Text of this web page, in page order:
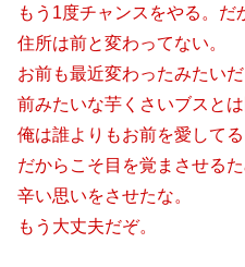
もう1度チャンスをやる。だ
住所は前と変わってない。
お前も最近変わったみたいだ
前みたいな芋くさいブスとは
俺は誰よりもお前を愛してる
だからこそ目を覚まさせる
辛い思いをさせたな。
もう大丈夫だぞ。